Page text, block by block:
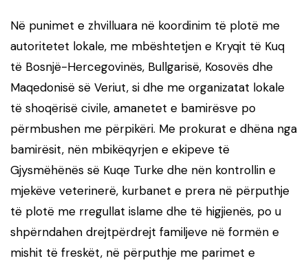
Në punimet e zhvilluara në koordinim të plotë me
autoritetet lokale, me mbështetjen e Kryqit të Kuq
të Bosnjë-Hercegovinës, Bullgarisë, Kosovës dhe
Maqedonisë së Veriut, si dhe me organizatat lokale
të shoqërisë civile, amanetet e bamirësve po
përmbushen me përpikëri. Me prokurat e dhëna nga
bamirësit, nën mbikëqyrjen e ekipeve të
Gjysmëhënës së Kuqe Turke dhe nën kontrollin e
mjekëve veterinerë, kurbanet e prera në përputhje
të plotë me rregullat islame dhe të higjienës, po u
shpërndahen drejtpërdrejt familjeve në formën e
mishit të freskët, në përputhje me parimet e